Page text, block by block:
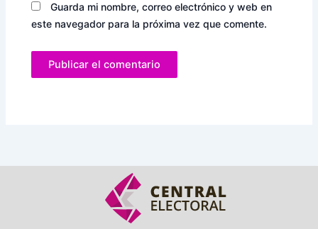
Guarda mi nombre, correo electrónico y web en
este navegador para la próxima vez que comente.